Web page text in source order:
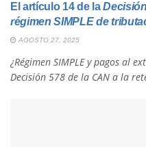
El artículo 14 de la
régimen SIMPLE de
AGOSTO 27, 2025
¿Régimen SIMPLE y pagos al
Decisión 578 de la CAN a la